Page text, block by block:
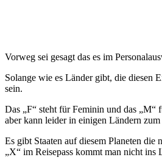
Vorweg sei gesagt das es im
Solange wie es Länder gibt, die diesen
sein.
Das „F“ steht für Feminin und das
aber kann leider in einigen Ländern
Es gibt Staaten auf diesem Planeten
„X“ im Reisepass kommt man nicht ins